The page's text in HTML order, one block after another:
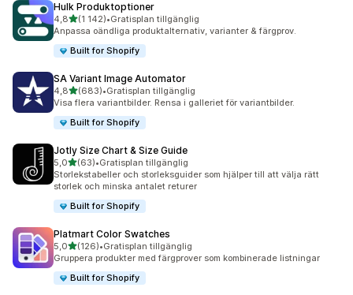
Hulk Produktoptioner
4,8av 5 stjärnor
(1 142)
1142 recensioner totalt
•Gratisplan tillgänglig
Anpassa oändliga produktalternativ, varianter & färgprov.
Built for Shopify
SA Variant Image Automator
4,8av 5 stjärnor
(683)
683 recensioner totalt
•Gratisplan tillgänglig
Visa flera variantbilder. Rensa i galleriet för variantbilder.
Built for Shopify
Jotly Size Chart & Size Guide
5,0av 5 stjärnor
(63)
63 recensioner totalt
•Gratisplan tillgänglig
Storlekstabeller och storleksguider som hjälper till att välja rätt
storlek och minska antalet returer
Built for Shopify
Platmart Color Swatches
5,0av 5 stjärnor
(126)
126 recensioner totalt
•Gratisplan tillgänglig
Gruppera produkter med färgprover som kombinerade listningar
Built for Shopify